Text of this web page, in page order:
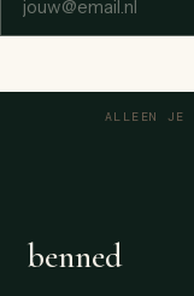
ALLEEN JE
benned